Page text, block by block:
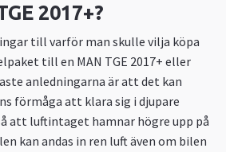
2017+?
till varför man skulle vilja köpa
till en MAN TGE 2017+ eller
anledningarna är att det kan
förmåga att klara sig i djupare
att luftintaget hamnar högre upp på
kan andas in ren luft även om bilen